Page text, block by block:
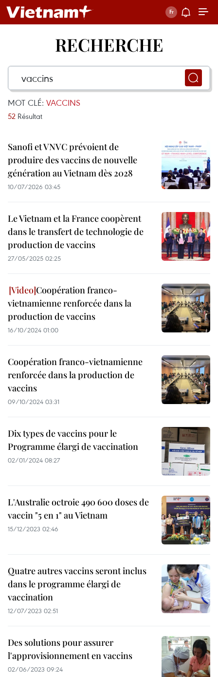
RECHERCHE
MOT CLÉ: VACCINS
52 Résultat
Sanofi et VNVC prévoient de
produire des vaccins de nouvelle
génération au Vietnam dès 2028
10/07/2026 03:45
Le Vietnam et la France coopèrent
dans le transfert de technologie de
production de vaccins
27/05/2025 02:25
Coopération franco-
vietnamienne renforcée dans la
production de vaccins
16/10/2024 01:00
Coopération franco-vietnamienne
renforcée dans la production de
vaccins
09/10/2024 03:31
Dix types de vaccins pour le
Programme élargi de vaccination
02/01/2024 08:27
L'Australie octroie 490 600 doses de
vaccin "5 en 1" au Vietnam
15/12/2023 02:46
Quatre autres vaccins seront inclus
dans le programme élargi de
vaccination
12/07/2023 02:51
Des solutions pour assurer
l'approvisionnement en vaccins
02/06/2023 09:24